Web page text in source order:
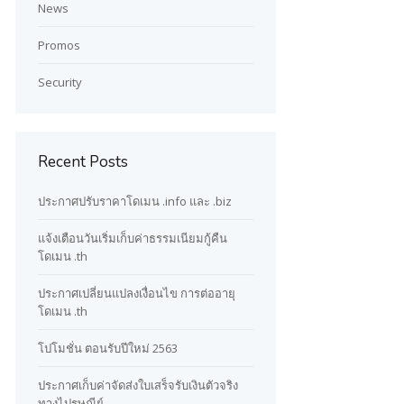
News
Promos
Security
Recent Posts
ประกาศปรับราคาโดเมน .info และ .biz
แจ้งเตือนวันเริ่มเก็บค่าธรรมเนียมกู้คืน
โดเมน .th
ประกาศเปลี่ยนแปลงเงื่อนไข การต่ออายุ
โดเมน .th
โปโมชั่น ตอนรับปีใหม่ 2563
ประกาศเก็บค่าจัดส่งใบเสร็จรับเงินตัวจริง